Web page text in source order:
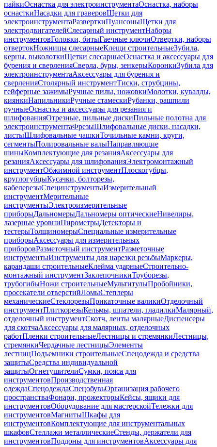
пайкиОснастка для электроинструментаОснастка, наборы
оснасткиНасадки для граверовЩетки для
электроинструментаРазверткиПуансоныЩетки для
электродвигателейСлесарный инструментНаборы
инструментовГоловки, битыГаечные ключиОтвертки, наборы
отвертокНожницы слесарныеКлещи строительныеЗубила,
керны, выколоткиЩетки слесарныеОснастка и аксессуары для
бурения и сверленияСверла, буры, зенкерыКоронкиЗубила для
электроинструментаАксессуары для бурения и
сверленияСтолярный инструментТиски, струбцины,
гейферные зажимыРучные пилы, ножовкиМолотки, кувалды,
киянкиНапильникиРучные стамескиРубанки, рашпили
ручныеОснастка и аксессуары для резания и
шлифованияОтрезные, пильные дискиПильные полотна для
электроинструментаФрезыШлифовальные диски, насадки,
листыШлифовальные чашкиТочильные камни, круги,
сегментыПолировальные валыНаправляющие
шиныКомплектующие для резанияАксессуары для
резанияАксессуары для шлифованияЭлектромонтажный
инструментОбжимной инструментПлоскогубцы,
круглогубцыКусачки, болторезы,
кабелерезыСпецинструментыИзмерительный
инструментМерительные
инструментыЭлектроизмерительные
приборыДальномерыДальномеры оптическиеНивелиры,
лазерные уровниПирометрыДетекторы и
тестерыТолщиномерыСпециальные измерительные
приборыАксессуары для измерительных
приборовРазметочный инструментРазметочные
инструментыИнструменты для нарезки резьбыМаркеры,
карандаши строительныеКлейма ударныеСтроительно-
монтажный инструментЗаклепочникиТруборезы,
трубогибыНожи строительныеМультитулыПробойники,
просекатели отверстийЛомыСтеплеры
механическиеСтеклорезыПрикаточные валикиОтделочный
инструментПлиткорезыКельмы, шпатели, гладилкиМалярный,
отделочный инструментСкотч, ленты малярныеДиспенсеры
для скотчаАксессуары для малярных, отделочных
работПленки строительныеЛестницы и стремянкиЛестницы,
стремянкиЧердачные лестницыЭлементы
лестницПодъемники строительныеСпецодежда и средства
защитыСредства индивидуальной
защитыОгнетушителиСумки, пояса для
инструментовПроизводственная
одеждаСпецодеждаСпецобувьОрганизация рабочего
пространстваФонари, прожекторыКейсы, ящики для
инструментовОборудование для мастерскойТележки для
инструментовМагнитыШкафы для
инструментовКомплектующие для инструментальных
шкафовСтеллажи металлическиеСтенды, держатели для
инструментовПоддоны для инструментовАксессуары для